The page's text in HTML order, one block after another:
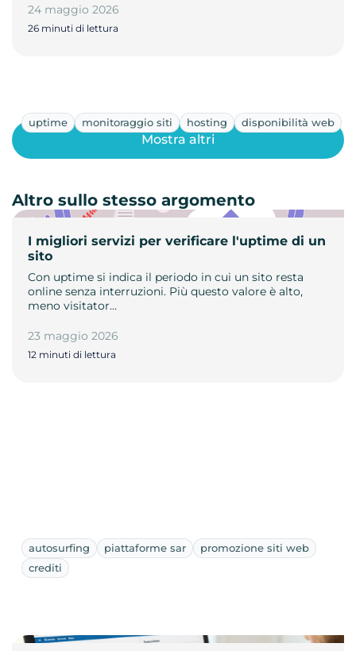
24 maggio 2026
26 minuti di lettura
uptime monitoraggio siti hosting disponibilità web
I migliori servizi per verificare l'uptime di un
sito
Con uptime si indica il periodo in cui un sito resta
online senza interruzioni. Più questo valore è alto,
meno visitator…
23 maggio 2026
12 minuti di lettura
Mostra altri
Altro sullo stesso argomento
autosurfing piattaforme sar
promozione siti web
crediti